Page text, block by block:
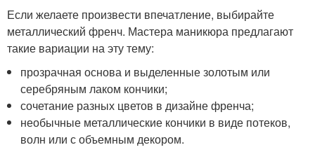
Если желаете произвести впечатление, выбирайте
металлический френч. Мастера маникюра предлагают
такие вариации на эту тему:
прозрачная основа и выделенные золотым или
серебряным лаком кончики;
сочетание разных цветов в дизайне френча;
необычные металлические кончики в виде потеков,
волн или с объемным декором.